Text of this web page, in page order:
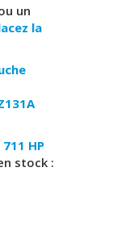
un
la
HP
stock :